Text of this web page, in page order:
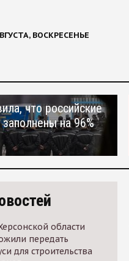
ВОСКРЕСЕНЬЕ
что российские
на 96%
области
передать
для строительства